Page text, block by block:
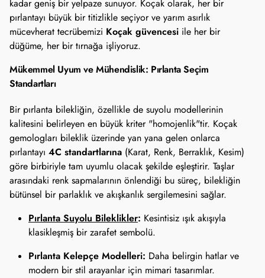
kadar geniş bir yelpaze sunuyor. Koçak olarak, her bir
pırlantayı büyük bir titizlikle seçiyor ve yarım asırlık
mücevherat tecrübemizi Koçak güvencesi ile her bir
düğüme, her bir tırnağa işliyoruz.
Mükemmel Uyum ve Mühendislik: Pırlanta Seçim
Standartları
Bir pırlanta bilekliğin, özellikle de suyolu modellerinin
kalitesini belirleyen en büyük kriter "homojenlik"tir. Koçak
gemologları bileklik üzerinde yan yana gelen onlarca
pırlantayı 4C standartlarına (Karat, Renk, Berraklık, Kesim)
göre birbiriyle tam uyumlu olacak şekilde eşleştirir. Taşlar
arasındaki renk sapmalarının önlendiği bu süreç, bilekliğin
bütünsel bir parlaklık ve akışkanlık sergilemesini sağlar.
Pırlanta Suyolu Bileklikler: Kesintisiz ışık akışıyla
klasikleşmiş bir zarafet sembolü.
Pırlanta Kelepçe Modelleri: Daha belirgin hatlar ve
modern bir stil arayanlar için mimari tasarımlar.